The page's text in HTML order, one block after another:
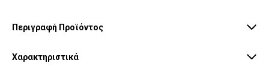
Περιγραφή Προϊόντος
Χαρακτηριστικά